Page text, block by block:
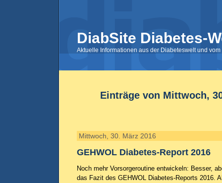
DiabSite Diabetes-
Aktuelle Informationen aus der Diabeteswelt und
Einträge von Mittwoch,
Mittwoch, 30. März 2016
GEHWOL Diabetes-Report 2016
Noch mehr Vorsorgeroutine entwickeln: Besser,
das Fazit des GEHWOL Diabetes-Reports 2016.